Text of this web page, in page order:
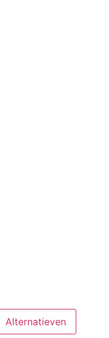
Alternatieven